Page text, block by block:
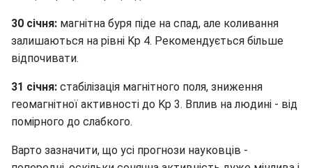
30 січня: магнітна буря піде на спад, але коливання
залишаються на рівні Kp 4. Рекомендується більше
відпочивати.
31 січня: стабілізація магнітного поля, зниження
геомагнітної активності до Kp 3. Вплив на людині - від
помірного до слабкого.
Варто зазначити, що усі прогнози науковців -